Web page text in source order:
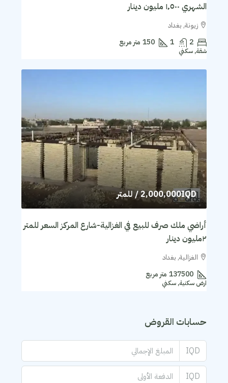
الشهري ١٬٥٠٠ مليون دينار
زيونة, بغداد
2
1
150 متر مربع
شقة, سكني
2,000,000IQD/ للمتر
أراضي ملك صرف للبيع في الغزالية-شارع المركز السعر للمتر
٢مليون دينار
الغزالية, بغداد
137500 متر مربع
ارض سكنية, سكني
حسابات القروض
IQD
IQD